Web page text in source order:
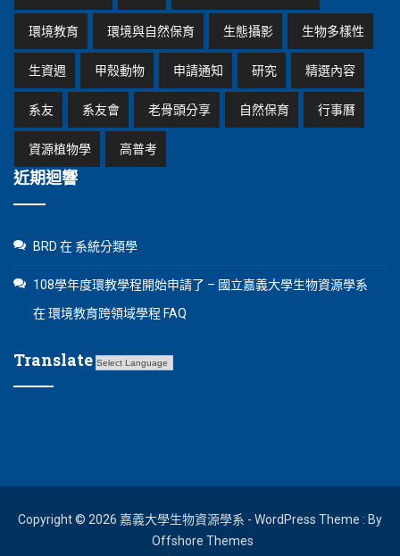
環境教育 環境與自然保育 生態攝影 生物多樣性
生資週 甲殼動物 申請通知 研究 精選內容
系友 系友會 老骨頭分享 自然保育 行事曆
資源植物學 高普考
近期迴響
BRD 在 系統分類學
108學年度環教學程開始申請了 – 國立嘉義大學生物資源學系
在環境教育跨領域學程 FAQ
Translate
Copyright © 2026 嘉義大學生物資源學系 - WordPress Theme : By
Offshore Themes